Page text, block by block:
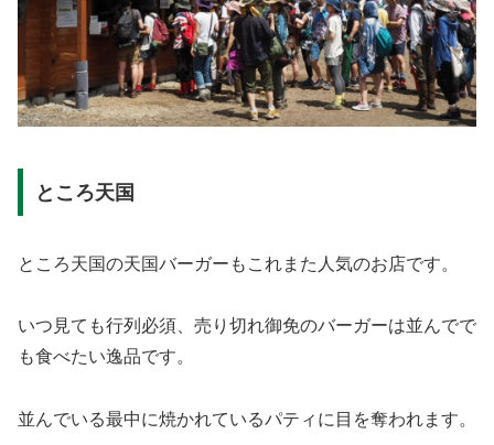
ところ天国
ところ天国の天国バーガーもこれまた人気のお店です。
いつ見ても行列必須、売り切れ御免のバーガーは並んでで
も食べたい逸品です。
並んでいる最中に焼かれているパティに目を奪われます。